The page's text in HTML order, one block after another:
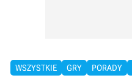
WSZYSTKIE GRY PORADY